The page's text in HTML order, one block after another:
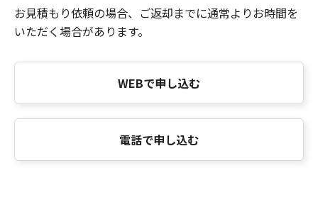
お見積もり依頼の場合、ご返却までに通常よりお時間を
いただく場合があります。
WEBで申し込む
電話で申し込む